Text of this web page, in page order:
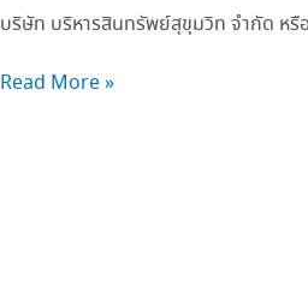
บริษัท บริหารสินทรัพย์สุขุมวิท จำกัด ห
Read More »